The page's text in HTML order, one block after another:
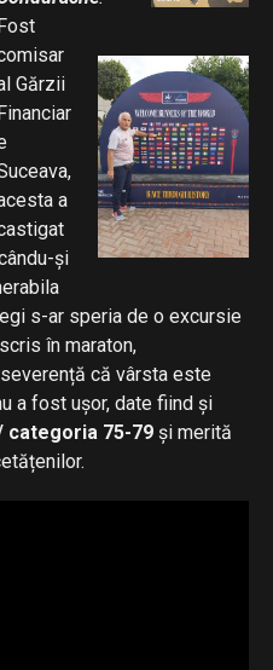
Fost
Gărzii
Financiar
a
și
s-ar speria de o excursie
în maraton,
că vârsta este
a fost ușor, date fiind și
categoria 75-79 și merită